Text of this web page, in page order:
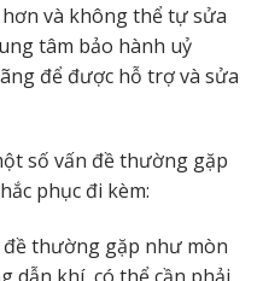
và không thể tự sửa
tâm bảo hành uỷ
để được hỗ trợ và sửa
số vấn đề thường gặp
phục đi kèm:
đề thường gặp như mòn